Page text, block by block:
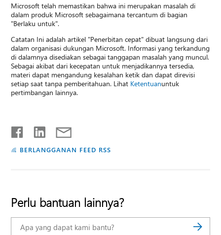
Microsoft telah memastikan bahwa ini merupakan masalah di
dalam produk Microsoft sebagaimana tercantum di bagian
"Berlaku untuk".
Catatan Ini adalah artikel "Penerbitan cepat" dibuat langsung dari
dalam organisasi dukungan Microsoft. Informasi yang terkandung
di dalamnya disediakan sebagai tanggapan masalah yang muncul.
Sebagai akibat dari kecepatan untuk menjadikannya tersedia,
materi dapat mengandung kesalahan ketik dan dapat direvisi
setiap saat tanpa pemberitahuan. Lihat Ketentuanuntuk
pertimbangan lainnya.
BERLANGGANAN FEED RSS
Perlu bantuan lainnya?